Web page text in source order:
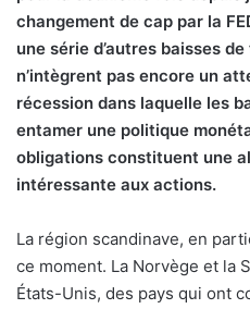
changement de cap par la
une série d’autres baisses
n’intègrent pas encore un
récession dans laquelle les
entamer une politique
obligations constituent une
intéressante aux actions.
La région scandinave, en
ce moment. La Norvège et la
États-Unis, des pays qui ont